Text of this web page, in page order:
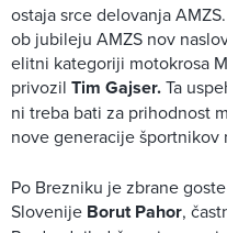
ostaja srce delovanja
ob jubileju AMZS nov
elitni kategoriji motokrosa
privozil Tim Gajser.Ta
ni treba bati za prihodnost
nove generacije športnikov
Po Brezniku je zbrane
Slovenije Borut Pahor,